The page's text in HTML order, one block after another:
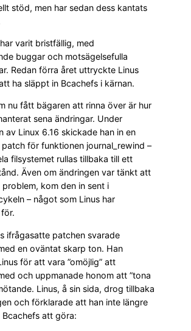
stöd, men har sedan dess kantats
varit bristfällig, med
buggar och motsägelsefulla
Redan förra året uttryckte Linus
ha släppt in Bcachefs i kärnan.
nu fått bägaren att rinna över är hur
sena ändringar. Under
av Linux 6.16 skickade han in en
för funktionen journal_rewind –
filsystemet rullas tillbaka till ett
Även om ändringen var tänkt att
problem, kom den in sent i
– något som Linus har
ifrågasatte patchen svarade
en oväntat skarp ton. Han
för att vara ”omöjlig” att
och uppmanade honom att ”tona
Linus, å sin sida, drog tillbaka
och förklarade att han inte längre
Bcachefs att göra: